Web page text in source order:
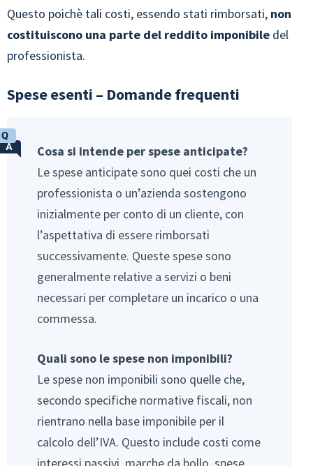
Questo poichè tali costi, essendo stati rimborsati, non
costituiscono una parte del reddito imponibile del
professionista.
Spese esenti – Domande frequenti
Cosa si intende per spese anticipate?
Le spese anticipate sono quei costi che un
professionista o un’azienda sostengono
inizialmente per conto di un cliente, con
l’aspettativa di essere rimborsati
successivamente. Queste spese sono
generalmente relative a servizi o beni
necessari per completare un incarico o una
commessa.
Quali sono le spese non imponibili?
Le spese non imponibili sono quelle che,
secondo specifiche normative fiscali, non
rientrano nella base imponibile per il
calcolo dell’IVA. Questo include costi come